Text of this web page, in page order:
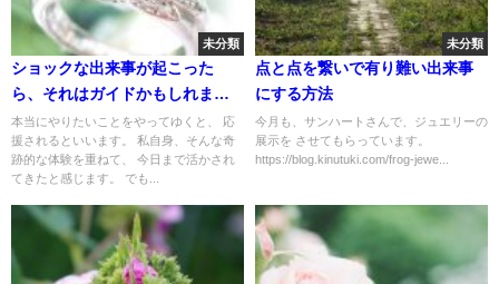
未分類
ショックな出来事が起こった
ら、それはガイドかもしれませ
ん
本当にやりたいことをやってゆくと、 応
援されるといいます。 私自身、そんな奇
跡的な体験を重ねて、 今日まで活かされ
てきたと感じます。 でも...
未分類
点と点を繋いで有り難い出来事
にする方法
今月も、サンハートさんで、ジュエリーの
展示を させてもらっています。
https://blog.kinutuki.com/frog-jewe...